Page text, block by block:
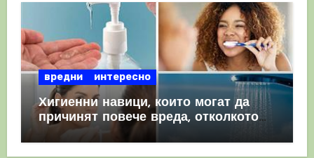
вредни интересно
Хигиенни навици, които могат да
причинят повече вреда, отколкото
полза